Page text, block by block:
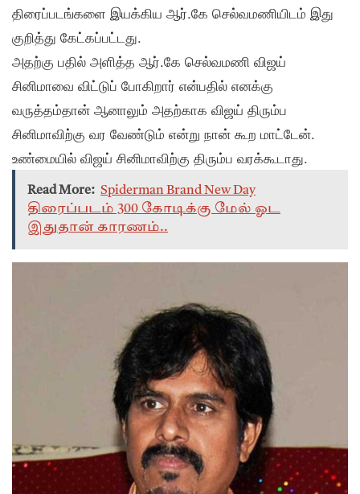
திரைப்படங்களை இயக்கிய ஆர்.கே செல்வமணியிடம் இது
குறித்து கேட்கப்பட்டது.
அதற்கு பதில் அளித்த ஆர்.கே செல்வமணி விஜய்
சினிமாவை விட்டுப் போகிறார் என்பதில் எனக்கு
வருத்தம்தான் ஆனாலும் அதற்காக விஜய் திரும்ப
சினிமாவிற்கு வர வேண்டும் என்று நான் கூற மாட்டேன்.
உண்மையில் விஜய் சினிமாவிற்கு திரும்ப வரக்கூடாது.
Read More: Spiderman Brand New Day
திரைப்படம் 300 கோடிக்கு மேல் ஓட
இதுதான் காரணம்..